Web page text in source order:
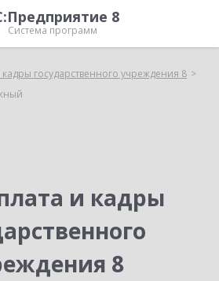
8
Система программ
государственного учреждения 8
и кадры
8